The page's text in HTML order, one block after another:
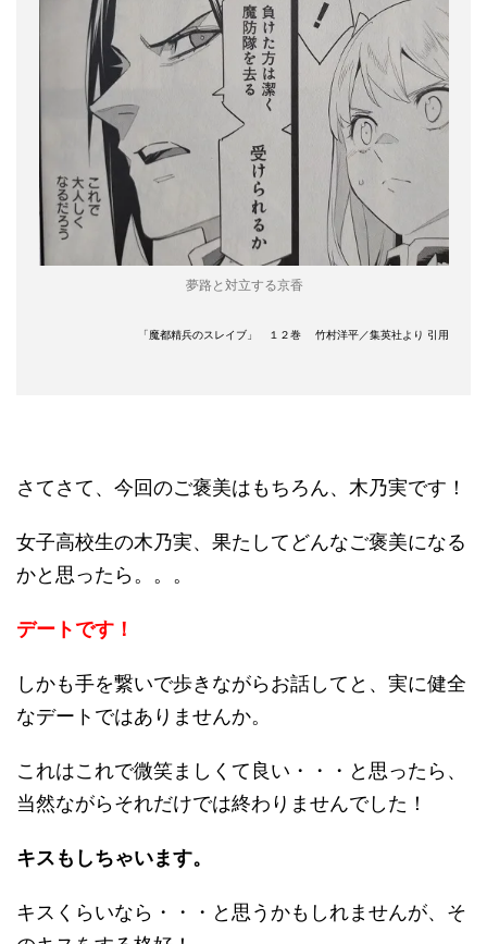
夢路と対立する京香
「魔都精兵のスレイブ」 １２巻 竹村洋平／集英社より 引用
さてさて、今回のご褒美はもちろん、木乃実です！
女子高校生の木乃実、果たしてどんなご褒美になる
かと思ったら。。。
デートです！
しかも手を繋いで歩きながらお話してと、実に健全
なデートではありませんか。
これはこれで微笑ましくて良い・・・と思ったら、
当然ながらそれだけでは終わりませんでした！
キスもしちゃいます。
キスくらいなら・・・と思うかもしれませんが、そ